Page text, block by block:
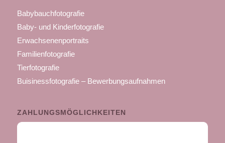
Babybauchfotografie
Baby- und Kinderfotografie
Erwachsenenportraits
Familienfotografie
Tierfotografie
Buisinessfotografie – Bewerbungsaufnahmen
ZAHLUNGSMÖGLICHKEITEN